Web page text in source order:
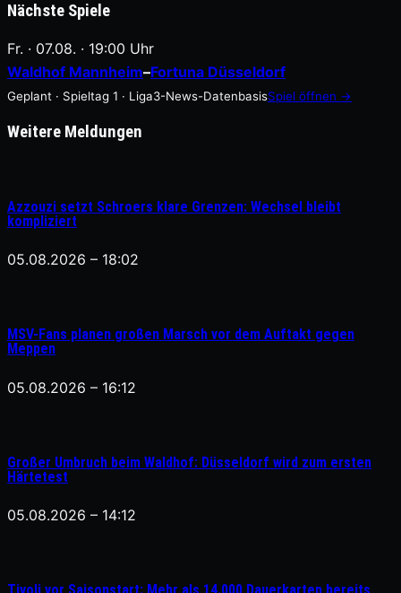
Nächste Spiele
Fr. · 07.08. · 19:00 Uhr
Waldhof Mannheim–Fortuna Düsseldorf
Geplant · Spieltag 1 · Liga3-News-DatenbasisSpiel öffnen →
Weitere Meldungen
Azzouzi setzt Schroers klare Grenzen: Wechsel bleibt
kompliziert
05.08.2026 – 18:02
MSV-Fans planen großen Marsch vor dem Auftakt gegen
Meppen
05.08.2026 – 16:12
Großer Umbruch beim Waldhof: Düsseldorf wird zum ersten
Härtetest
05.08.2026 – 14:12